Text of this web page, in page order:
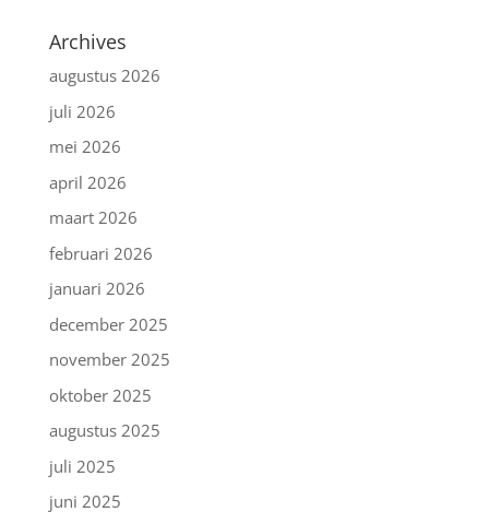
Archives
augustus 2026
juli 2026
mei 2026
april 2026
maart 2026
februari 2026
januari 2026
december 2025
november 2025
oktober 2025
augustus 2025
juli 2025
juni 2025